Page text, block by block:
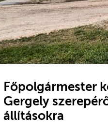
Főpolgármester
Gergely
állításokra